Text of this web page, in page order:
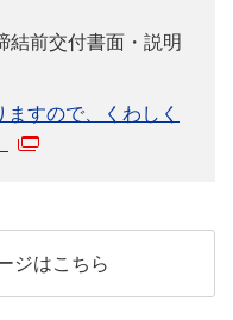
結前交付書面・説明
すので、くわしく
ジはこちら